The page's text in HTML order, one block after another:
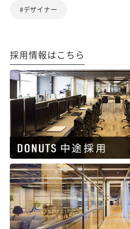
#デザイナー
採用情報はこちら